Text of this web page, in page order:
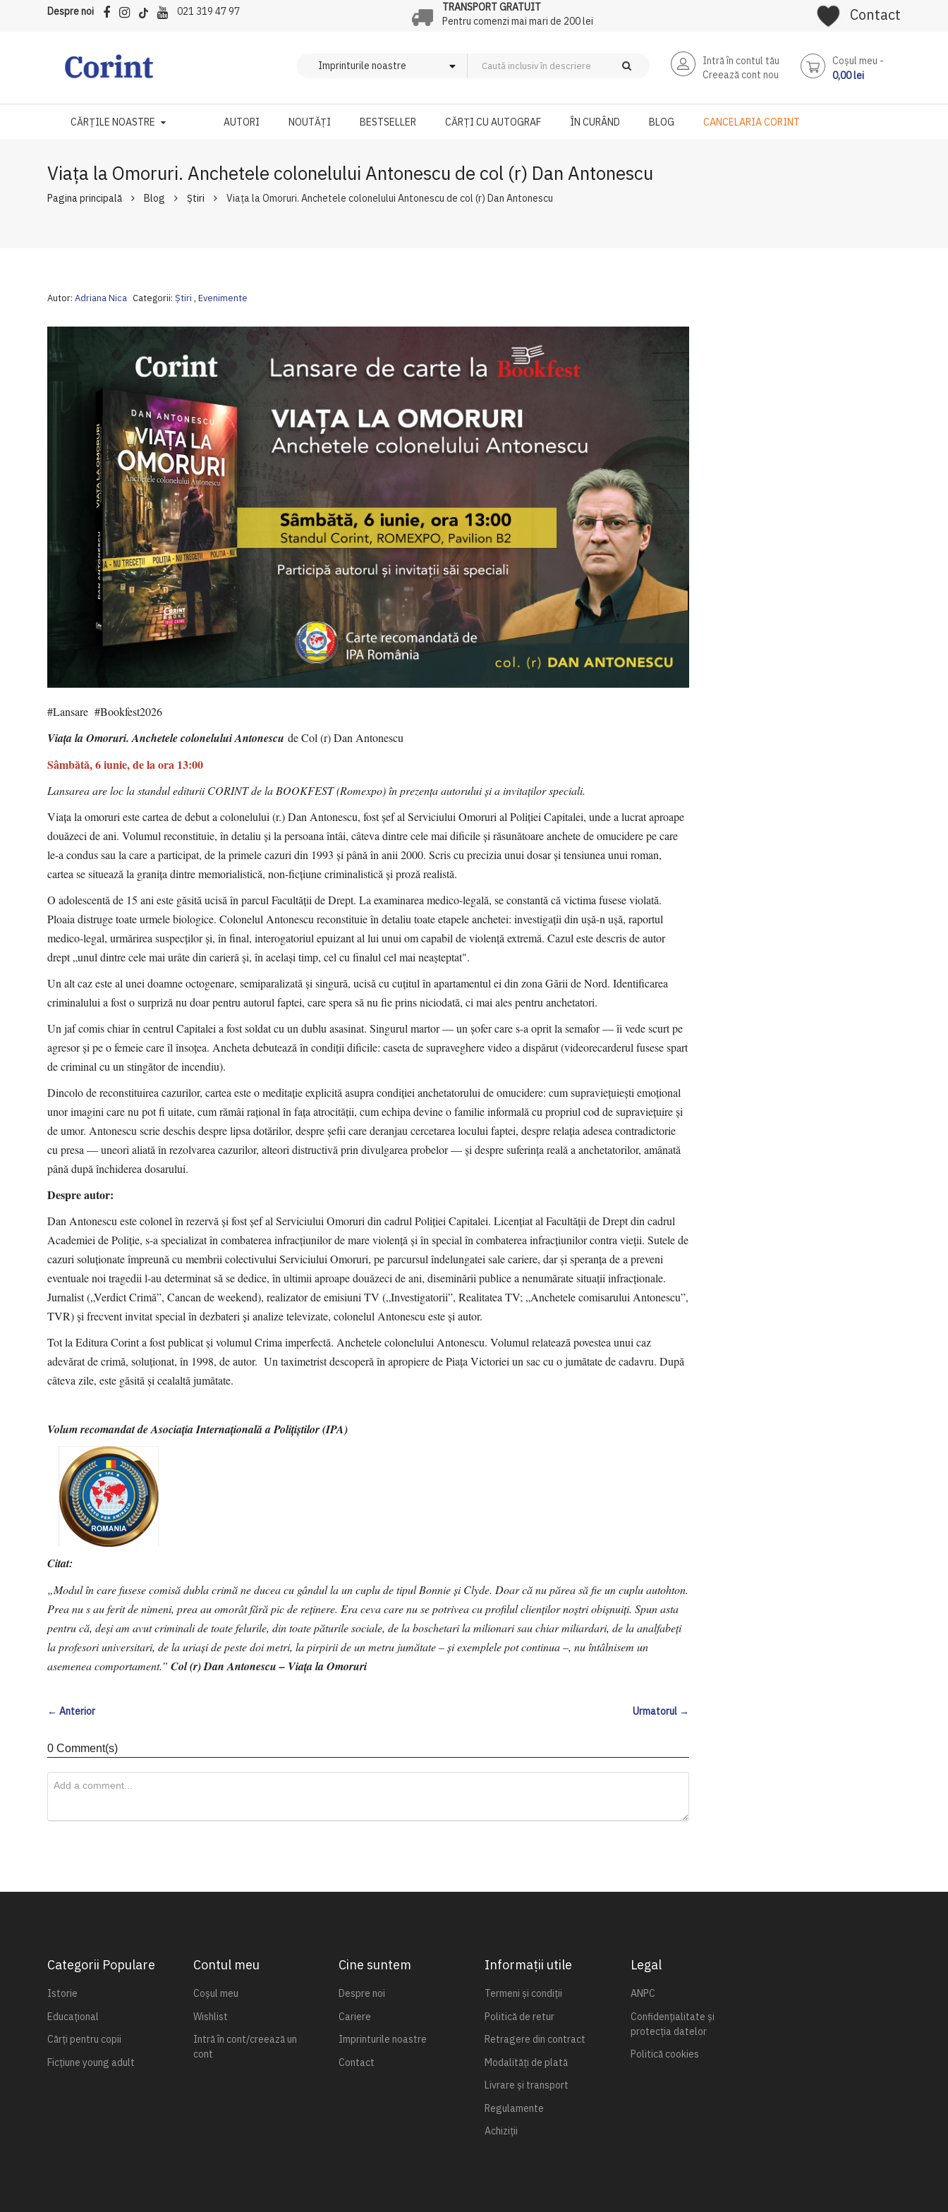
Despre noi 021 319 47 97
TRANSPORT GRATUIT
Pentru comenzi mai mari de 200 lei
Contact
Intră în contul tău
Creează cont nou
Coşul meu
0,00 lei
CĂRȚILE NOASTRE AUTORI NOUTĂȚI BESTSELLER CĂRȚI CU AUTOGRAF ÎN CURÂND BLOG CANCELARIA CORINT
Viaţa la Omoruri. Anchetele colonelului Antonescu de col (r) Dan Antonescu
Pagina principală Blog Ştiri Viaţa la Omoruri. Anchetele colonelului Antonescu de col (r) Dan Antonescu
Autor: Adriana Nica Categorii: Ştiri,Evenimente
#Lansare #Bookfest2026
Viaţa la Omoruri. Anchetele colonelului AntonescudeCol (r) Dan Antonescu
Sâmbătă, 6 iunie, de la ora 13:00
Lansarea are loc la standul editurii CORINT de la BOOKFEST (Romexpo) în prezența autorului și a invitaților speciali.
Viața la omoruri este cartea de debut a colonelului (r.) Dan Antonescu, fost șef al Serviciului Omoruri al Poliției Capitalei, unde a lucrat aproape
douăzeci de ani. Volumul reconstituie, în detaliu și la persoana întâi, câteva dintre cele mai dificile și răsunătoare anchete de omucidere pe care
le-a condus sau la care a participat, de la primele cazuri din 1993 și până în anii 2000. Scris cu precizia unui dosar și tensiunea unui roman,
cartea se situează la granița dintre memorialistică, non-ficțiune criminalistică și proză realistă.
O adolescentă de 15 ani este găsită ucisă în parcul Facultății de Drept. La examinarea medico-legală, se constantă că victima fusese violată.
Ploaia distruge toate urmele biologice. Colonelul Antonescu reconstituie în detaliu toate etapele anchetei: investigații din ușă-n ușă, raportul
medico-legal, urmărirea suspecților și, în final, interogatoriul epuizant al lui unui om capabil de violență extremă. Cazul este descris de autor
drept „unul dintre cele mai urâte din carieră și, în același timp, cel cu finalul cel mai neașteptat".
Un alt caz este al unei doamne octogenare, semiparalizată și singură, ucisă cu cuțitul în apartamentul ei din zona Gării de Nord. Identificarea
criminalului a fost o surpriză nu doar pentru autorul faptei, care spera să nu fie prins niciodată, ci mai ales pentru anchetatori.
Un jaf comis chiar în centrul Capitalei a fost soldat cu un dublu asasinat. Singurul martor — un șofer care s-a oprit la semafor — îi vede scurt pe
agresor și pe o femeie care îl însoțea. Ancheta debutează în condiții dificile: caseta de supraveghere video a dispărut (videorecarderul fusese spart
de criminal cu un stingător de incendiu).
Dincolo de reconstituirea cazurilor, cartea este o meditație explicită asupra condiției anchetatorului de omucidere: cum supraviețuiești emoțional
unor imagini care nu pot fi uitate, cum rămâi rațional în fața atrocității, cum echipa devine o familie informală cu propriul cod de supraviețuire și
de umor. Antonescu scrie deschis despre lipsa dotărilor, despre șefii care deranjau cercetarea locului faptei, despre relația adesea contradictorie
cu presa — uneori aliată în rezolvarea cazurilor, alteori distructivă prin divulgarea probelor — și despre suferința reală a anchetatorilor, amânată
până după închiderea dosarului.
Despre autor:
Dan Antonescu este colonel în rezervă și fost șef al Serviciului Omoruri din cadrul Poliției Capitalei. Licențiat al Facultății de Drept din cadrul
Academiei de Poliție, s-a specializat în combaterea infracțiunilor de mare violență și în special în combaterea infracțiunilor contra vieții. Sutele de
cazuri soluționate împreună cu membrii colectivului Serviciului Omoruri, pe parcursul îndelungatei sale cariere, dar și speranța de a preveni
eventuale noi tragedii l-au determinat să se dedice, în ultimii aproape douăzeci de ani, diseminării publice a nenumărate situații infracționale.
Jurnalist („Verdict Crimă”, Cancan de weekend), realizator de emisiuni TV („Investigatorii”, Realitatea TV; „Anchetele comisarului Antonescu”,
TVR) și frecvent invitat special în dezbateri și analize televizate, colonelul Antonescu este și autor.
Tot la Editura Corint a fost publicat și volumul Crima imperfectă. Anchetele colonelului Antonescu. Volumul relatează povestea unui caz
adevărat de crimă, soluționat, în 1998, de autor. Un taximetrist descoperă în apropiere de Piața Victoriei un sac cu o jumătate de cadavru. După
câteva zile, este găsită și cealaltă jumătate.
Volum recomandat de Asociația Internațională a Polițiștilor (IPA)
Citat:
„Modul în care fusese comisă dubla crimă ne ducea cu gândul la un cuplu de tipul Bonnie și Clyde. Doar că nu părea să fie un cuplu autohton.
Prea nu s au ferit de nimeni, prea au omorât fără pic de reținere. Era ceva care nu se potrivea cu profilul clienților noștri obișnuiți. Spun asta
pentru că, deși am avut criminali de toate felurile, din toate păturile sociale, de la boschetari la milionari sau chiar miliardari, de la analfabeți
la profesori universitari, de la uriași de peste doi metri, la pirpirii de un metru jumătate – și exemplele pot continua –, nu întâlnisem un
asemenea comportament.” Col (r) Dan Antonescu – Viaţa la Omoruri
← Anterior Urmatorul →
0 Comment(s)
Categorii Populare
Istorie
Educațional
Cărți pentru copii
Ficțiune young adult
Contul meu
Coșul meu
Wishlist
Intră în cont/creează un
cont
Cine suntem
Despre noi
Cariere
Imprinturile noastre
Contact
Informații utile
Termeni și condiții
Politică de retur
Retragere din contract
Modalități de plată
Livrare și transport
Regulamente
Achiziții
Legal
ANPC
Confidențialitate și
protecția datelor
Politică cookies